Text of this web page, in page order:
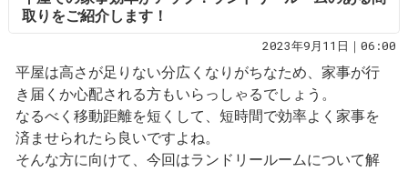
取りをご紹介します！
2023年9月11日｜06:00
平屋は高さが足りない分広くなりがちなため、家事が行
き届くか心配される方もいらっしゃるでしょう。
なるべく移動距離を短くして、短時間で効率よく家事を
済ませられたら良いですよね。
そんな方に向けて、今回はランドリールームについて解